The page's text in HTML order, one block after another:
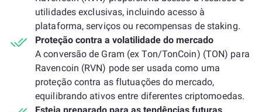
utilidades exclusivas, incluindo acesso à
plataforma, serviços ou recompensas de staking.
Proteção contra a volatilidade do mercado
A conversão de Gram (ex Ton/TonCoin) (TON) para
Ravencoin (RVN) pode ser usada como uma
proteção contra as flutuações do mercado,
equilibrando ativos entre diferentes criptomoedas.